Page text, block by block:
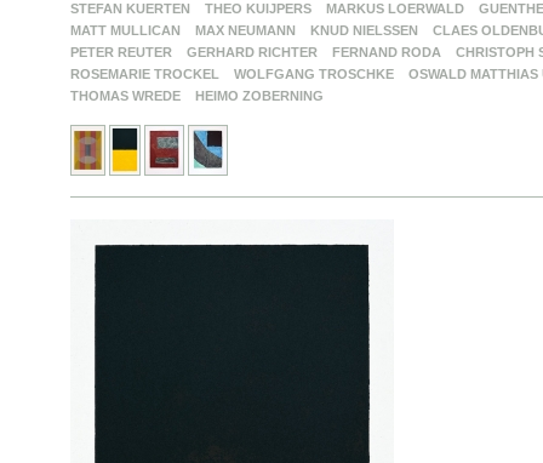
STEFAN KUERTEN
THEO KUIJPERS MARKUS LOERWALD
MATT MULLICAN
MAX NEUMANN KNUD NIELSSEN
CLAES
PETER REUTER
GERHARD RICHTER FERNAND RODA
CHRISTOPH
ROSEMARIE TROCKEL
WOLFGANG TROSCHKE
OSWALD MATTHIAS
THOMAS WREDE
HEIMO ZOBERNING